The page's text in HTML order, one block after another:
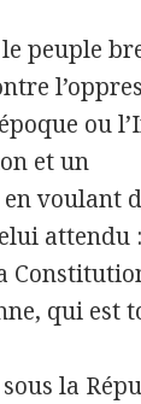
peuple
ou
et un
en voulant
qui est
sous la